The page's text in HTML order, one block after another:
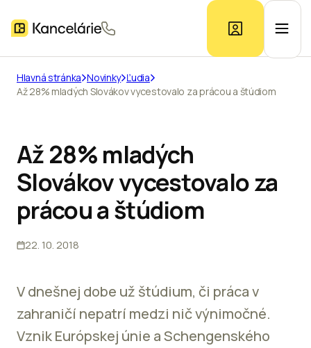
Ponuka kancelárií
Prieskum trhu
Kontakt
Hlavná stránka Novinky Ľudia
Až 28% mladých Slovákov vycestovalo za prácou a štúdiom
Až 28% mladých
Slovákov vycestovalo za
prácou a štúdiom
22. 10. 2018
V dnešnej dobe už štúdium, či práca v
zahraničí nepatrí medzi nič výnimočné.
Vznik Európskej únie a Schengenského